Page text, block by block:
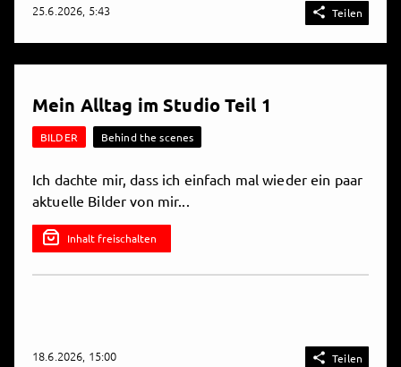
25.6.2026, 5:43  Teilen
Mein Alltag im Studio Teil 1
BILDER Behind the scenes
Ich dachte mir, dass ich einfach mal wieder ein paar
aktuelle Bilder von mir...
Inhalt freischalten
18.6.2026, 15:00  Teilen